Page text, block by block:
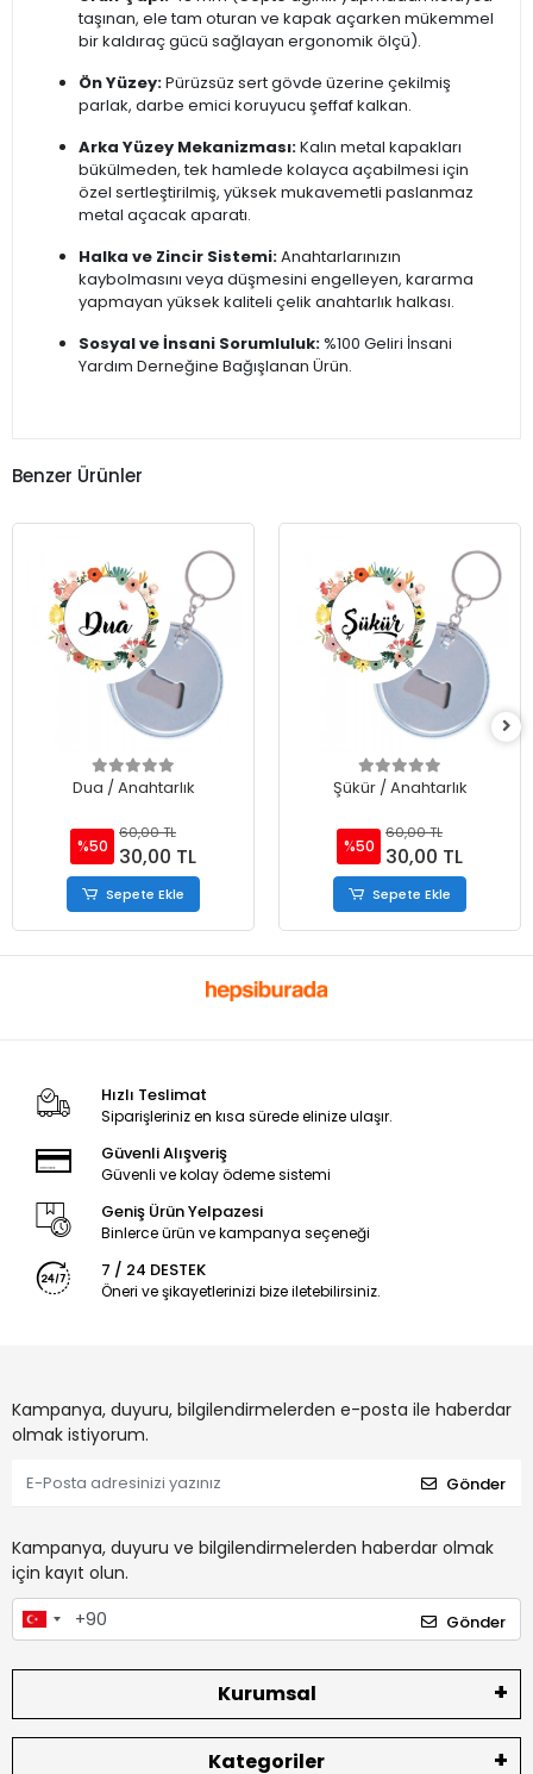
taşınan, ele tam oturan ve kapak açarken mükemmel
bir kaldıraç gücü sağlayan ergonomik ölçü).
Ön Yüzey:Pürüzsüz sert gövde üzerine çekilmiş
parlak, darbe emici koruyucu şeffaf kalkan.
Arka Yüzey Mekanizması:Kalın metal kapakları
bükülmeden, tek hamlede kolayca açabilmesi için
özel sertleştirilmiş, yüksek mukavemetli paslanmaz
metal açacak aparatı.
Halka ve Zincir Sistemi:Anahtarlarınızın
kaybolmasını veya düşmesini engelleyen, kararma
yapmayan yüksek kaliteli çelik anahtarlık halkası.
Sosyal ve İnsani Sorumluluk: %100 Geliri İnsani
Yardım Derneğine Bağışlanan Ürün.
Benzer Ürünler
Dua / Anahtarlık
%50
60,00 TL
30,00 TL
Sepete Ekle
Şükür / Anahtarlık
%50
60,00 TL
30,00 TL
Sepete Ekle
Hızlı Teslimat
Siparişleriniz en kısa sürede elinize ulaşır.
Güvenli Alışveriş
Güvenli ve kolay ödeme sistemi
Geniş Ürün Yelpazesi
Binlerce ürün ve kampanya seçeneği
7 / 24 DESTEK
Öneri ve şikayetlerinizi bize iletebilirsiniz.
Kampanya, duyuru, bilgilendirmelerden e-posta ile haberdar
olmak istiyorum.
Gönder
Kampanya, duyuru ve bilgilendirmelerden haberdar olmak
için kayıt olun.
Gönder
Kurumsal
Kategoriler